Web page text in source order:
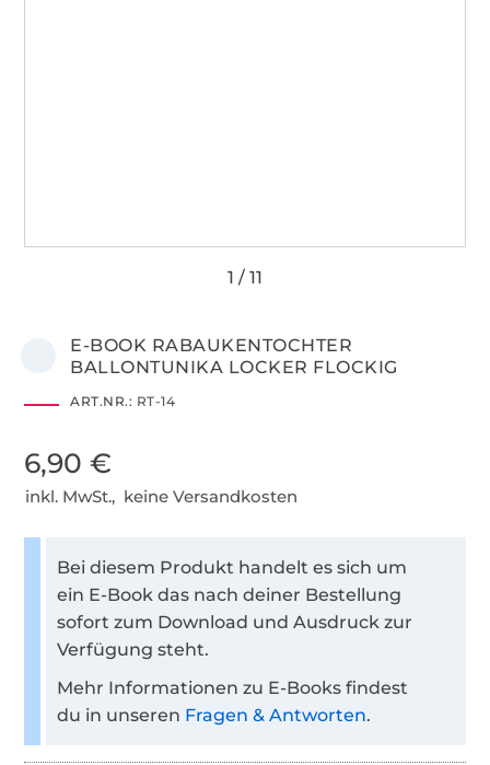
E-BOOK RABAUKENTOCHTER
BALLONTUNIKA LOCKER FLOCKIG
ART.NR.: RT-14
6,90 €
inkl. MwSt., keine Versandkosten
Bei diesem Produkt handelt es sich um
ein E-Book das nach deiner Bestellung
sofort zum Download und Ausdruck zur
Verfügung steht.
Mehr Informationen zu E-Books findest
du in unseren Fragen & Antworten.